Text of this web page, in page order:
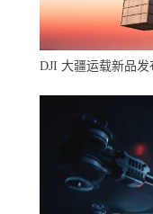
DJI 大疆运载新品发